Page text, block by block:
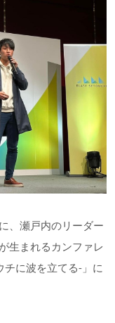
、瀬戸内のリーダー
生まれるカンファレ
チに波を立てる-」に